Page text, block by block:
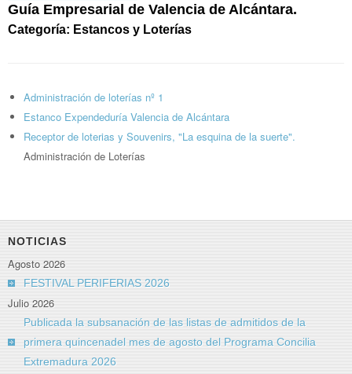
Guía Empresarial de Valencia de Alcántara.
Categoría: Estancos y Loterías
Administración de loterías nº 1
Estanco Expendeduría Valencia de Alcántara
Receptor de loterias y Souvenirs, "La esquina de la suerte".
Administración de Loterías
NOTICIAS
Agosto 2026
FESTIVAL PERIFERIAS 2026
Julio 2026
Publicada la subsanación de las listas de admitidos de la
primera quincenadel mes de agosto del Programa Concilia
Extremadura 2026